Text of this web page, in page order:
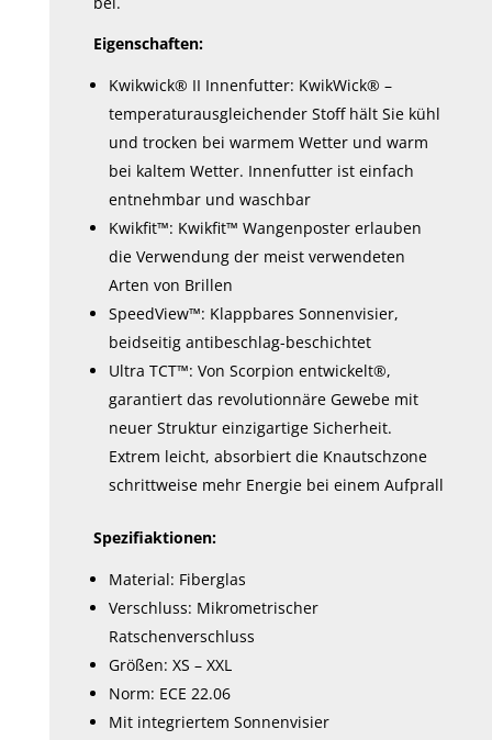
Eigenschaften:
Kwikwick® II Innenfutter: KwikWick® –
temperaturausgleichender Stoff hält Sie kühl
und trocken bei warmem Wetter und warm
bei kaltem Wetter. Innenfutter ist einfach
entnehmbar und waschbar
Kwikfit™: Kwikfit™ Wangenposter erlauben
die Verwendung der meist verwendeten
Arten von Brillen
SpeedView™: Klappbares Sonnenvisier,
beidseitig antibeschlag-beschichtet
Ultra TCT™: Von Scorpion entwickelt®,
garantiert das revolutionnäre Gewebe mit
neuer Struktur einzigartige Sicherheit.
Extrem leicht, absorbiert die Knautschzone
schrittweise mehr Energie bei einem Aufprall
Spezifiaktionen:
Material: Fiberglas
Verschluss: Mikrometrischer
Ratschenverschluss
Größen: XS – XXL
Norm: ECE 22.06
Mit integriertem Sonnenvisier